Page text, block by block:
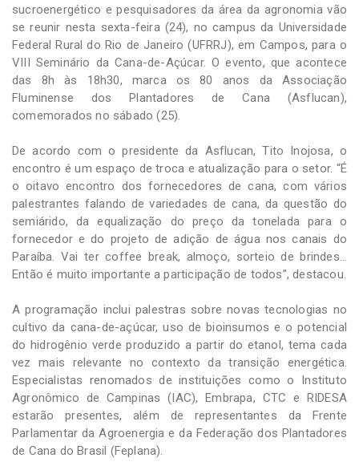
sucroenergético e pesquisadores da área da agronomia vão
se reunir nesta sexta-feira (24), no campus da Universidade
Federal Rural do Rio de Janeiro (UFRRJ), em Campos, para o
VIII Seminário da Cana-de-Açúcar. O evento, que acontece
das 8h às 18h30, marca os 80 anos da Associação
Fluminense dos Plantadores de Cana (Asflucan),
comemorados no sábado (25).
De acordo com o presidente da Asflucan, Tito Inojosa, o
encontro é um espaço de troca e atualização para o setor. “É
o oitavo encontro dos fornecedores de cana, com vários
palestrantes falando de variedades de cana, da questão do
semiárido, da equalização do preço da tonelada para o
fornecedor e do projeto de adição de água nos canais do
Paraíba. Vai ter coffee break, almoço, sorteio de brindes…
Então é muito importante a participação de todos”, destacou.
A programação inclui palestras sobre novas tecnologias no
cultivo da cana-de-açúcar, uso de bioinsumos e o potencial
do hidrogênio verde produzido a partir do etanol, tema cada
vez mais relevante no contexto da transição energética.
Especialistas renomados de instituições como o Instituto
Agronômico de Campinas (IAC), Embrapa, CTC e RIDESA
estarão presentes, além de representantes da Frente
Parlamentar da Agroenergia e da Federação dos Plantadores
de Cana do Brasil (Feplana).